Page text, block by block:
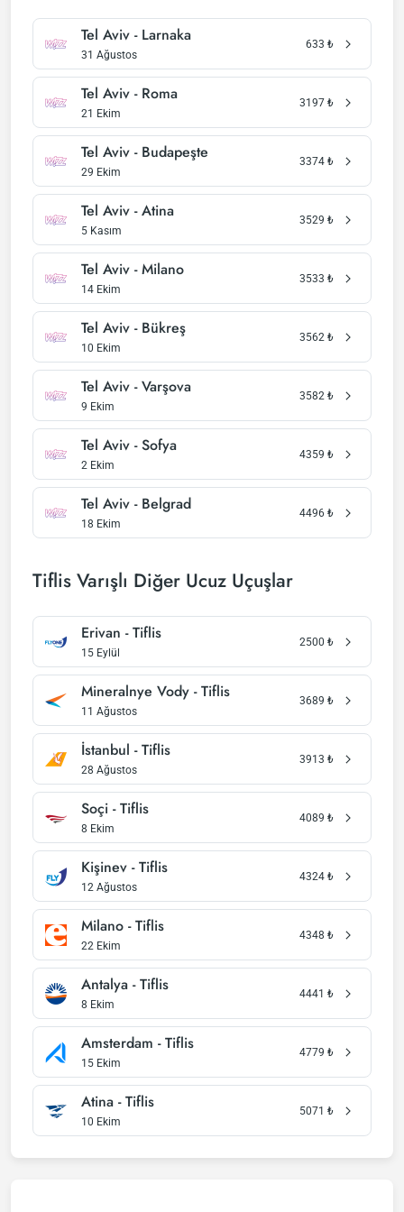
Tel Aviv - Larnaka
31 Ağustos
633 ₺
Tel Aviv - Roma
21 Ekim
3197 ₺
Tel Aviv - Budapeşte
29 Ekim
3374 ₺
Tel Aviv - Atina
5 Kasım
3529 ₺
Tel Aviv - Milano
14 Ekim
3533 ₺
Tel Aviv - Bükreş
10 Ekim
3562 ₺
Tel Aviv - Varşova
9 Ekim
3582 ₺
Tel Aviv - Sofya
2 Ekim
4359 ₺
Tel Aviv - Belgrad
18 Ekim
4496 ₺
Tiflis Varışlı Diğer Ucuz Uçuşlar
Erivan - Tiflis
15 Eylül
2500 ₺
Mineralnye Vody - Tiflis
11 Ağustos
3689 ₺
İstanbul - Tiflis
28 Ağustos
3913 ₺
Soçi - Tiflis
8 Ekim
4089 ₺
Kişinev - Tiflis
12 Ağustos
4324 ₺
Milano - Tiflis
22 Ekim
4348 ₺
Antalya - Tiflis
8 Ekim
4441 ₺
Amsterdam - Tiflis
15 Ekim
4779 ₺
Atina - Tiflis
10 Ekim
5071 ₺